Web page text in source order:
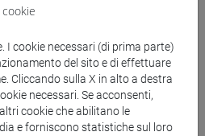
I cookie necessari (di prima parte)
del sito e di effettuare
Cliccando sulla X in alto a destra
necessari. Se acconsenti,
cookie che abilitano le
e forniscono statistiche sul loro